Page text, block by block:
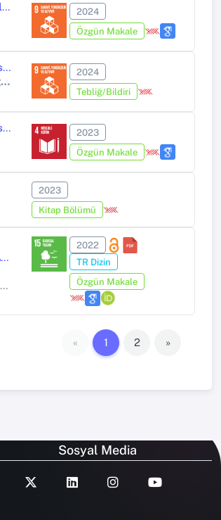
Assessing the Turkish airline industry through the lens of experience economy: A content analysis of airline experience
2024
Özgün Makale
Havalimanı Pazar Yoğunluğunun Çeşitli Makro Göstergeler İle Olan İlişkisi: Türkiye Havalimanları Örneği
The 4th International Congress on Aviation Management 2024 (ICAM24)
2024
Tebliğ/Bildiri
Towards turbulence-free education: A comprehensive analysis of vision and mission statements in Turkish aviation education institutions
2023
Özgün Makale
2023
Kitap Bölümü
Birds vs. Metalic Birds: A review of Bird Strikes in Aviation
2022
TR Dizin
Özgün Makale
« 1 2 »
Sosyal Media